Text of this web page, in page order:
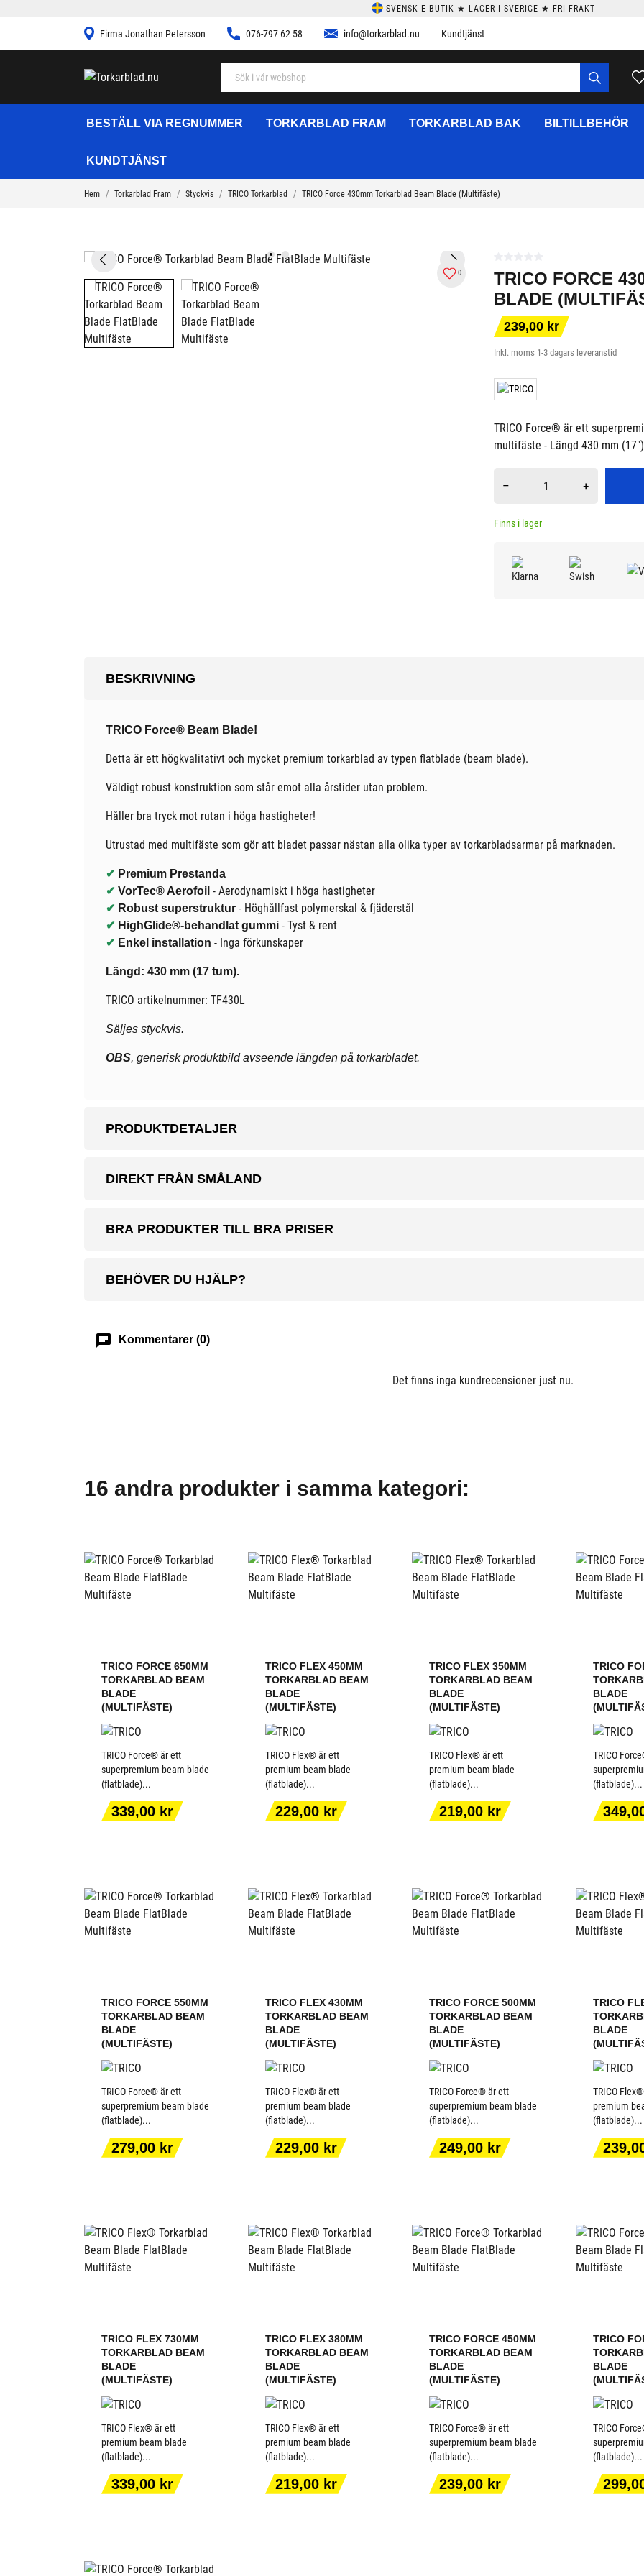
SVENSK E-BUTIK ★ LAGER I SVERIGE ★ FRI FRAKT
Firma Jonathan Petersson 076-797 62 58 info@torkarblad.nu Kundtjänst
BESTÄLL VIA REGNUMMER TORKARBLAD FRAM TORKARBLAD BAK BILTILLBEHÖR
KUNDTJÄNST
Hem Torkarblad Fram Styckvis TRICO Torkarblad TRICO Force 430mm Torkarblad Beam Blade (Multifäste)
0
TRICO FORCE
BLADE
239,00 kr
Inkl. moms 1-3 dagars leveranstid
TRICO Force® är ett
multifäste - Längd 430 mm
– +
Finns i lager
BESKRIVNING
TRICO Force® Beam Blade!
Detta är ett högkvalitativt och mycket premium torkarblad av typen flatblade (beam blade).
Väldigt robust konstruktion som står emot alla årstider utan problem.
Håller bra tryck mot rutan i höga hastigheter!
Utrustad med multifäste som gör att bladet passar nästan alla olika typer av torkarbladsarmar på marknaden.
✔ Premium Prestanda
✔ VorTec® Aerofoil - Aerodynamiskt i höga hastigheter
✔ Robust superstruktur - Höghållfast polymerskal & fjäderstål
✔ HighGlide®-behandlat gummi - Tyst & rent
✔ Enkel installation - Inga förkunskaper
Längd: 430 mm (17 tum).
TRICO artikelnummer: TF430L
Säljes styckvis.
OBS, generisk produktbild avseende längden på torkarbladet.
PRODUKTDETALJER
DIREKT FRÅN SMÅLAND
BRA PRODUKTER TILL BRA PRISER
BEHÖVER DU HJÄLP?
chat Kommentarer (0)
Det finns inga kundrecensioner just nu.
16 andra produkter i samma kategori:
TRICO FORCE 650MM
TORKARBLAD BEAM
BLADE
(MULTIFÄSTE)
TRICO Force® är ett
superpremium beam blade
(flatblade)...
Pris
339,00 kr
LÄGG TILL I
VARUKORGEN
TRICO FLEX 450MM
TORKARBLAD BEAM
BLADE
(MULTIFÄSTE)
TRICO Flex® är ett
premium beam blade
(flatblade)...
Pris
229,00 kr
LÄGG TILL I
VARUKORGEN
TRICO FLEX 350MM
TORKARBLAD BEAM
BLADE
(MULTIFÄSTE)
TRICO Flex® är ett
premium beam blade
(flatblade)...
Pris
219,00 kr
LÄGG TILL I
VARUKORGEN
TRICO
BLADE
TRICO
(flatblade)...
Pris
TRICO FORCE 550MM
TORKARBLAD BEAM
BLADE
(MULTIFÄSTE)
TRICO Force® är ett
superpremium beam blade
(flatblade)...
Pris
279,00 kr
LÄGG TILL I
VARUKORGEN
TRICO FLEX 430MM
TORKARBLAD BEAM
BLADE
(MULTIFÄSTE)
TRICO Flex® är ett
premium beam blade
(flatblade)...
Pris
229,00 kr
LÄGG TILL I
VARUKORGEN
TRICO FORCE 500MM
TORKARBLAD BEAM
BLADE
(MULTIFÄSTE)
TRICO Force® är ett
superpremium beam blade
(flatblade)...
Pris
249,00 kr
LÄGG TILL I
VARUKORGEN
TRICO
BLADE
TRICO
premium
(flatblade)...
Pris
TRICO FLEX 730MM
TORKARBLAD BEAM
BLADE
(MULTIFÄSTE)
TRICO Flex® är ett
premium beam blade
(flatblade)...
Pris
339,00 kr
LÄGG TILL I
VARUKORGEN
TRICO FLEX 380MM
TORKARBLAD BEAM
BLADE
(MULTIFÄSTE)
TRICO Flex® är ett
premium beam blade
(flatblade)...
Pris
219,00 kr
LÄGG TILL I
VARUKORGEN
TRICO FORCE 450MM
TORKARBLAD BEAM
BLADE
(MULTIFÄSTE)
TRICO Force® är ett
superpremium beam blade
(flatblade)...
Pris
239,00 kr
LÄGG TILL I
VARUKORGEN
TRICO
BLADE
TRICO
(flatblade)...
Pris